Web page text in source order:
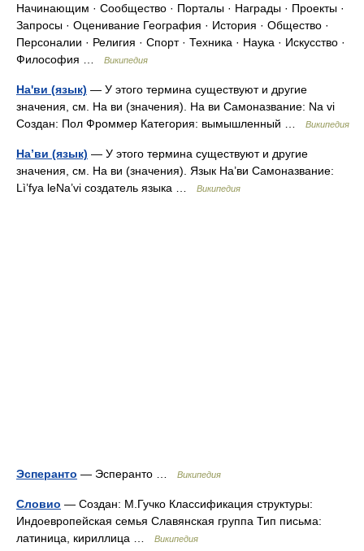
Начинающим · Сообщество · Порталы · Награды · Проекты ·
Запросы · Оценивание География · История · Общество ·
Персоналии · Религия · Спорт · Техника · Наука · Искусство ·
Философия …
Википедия
На'ви (язык) — У этого термина существуют и другие
значения, см. На ви (значения). На ви Самоназвание: Na vi
Создан: Пол Фроммер Категория: вымышленный …
Википедия
На’ви (язык) — У этого термина существуют и другие
значения, см. На ви (значения). Язык На’ви Самоназвание:
Lì’fya leNa’vi создатель языка …
Википедия
Эсперанто — Эсперанто … Википедия
Словио — Создан: М.Гучко Классификация структуры:
Индоевропейская семья Славянская группа Тип письма:
латиница, кириллица …
Википедия